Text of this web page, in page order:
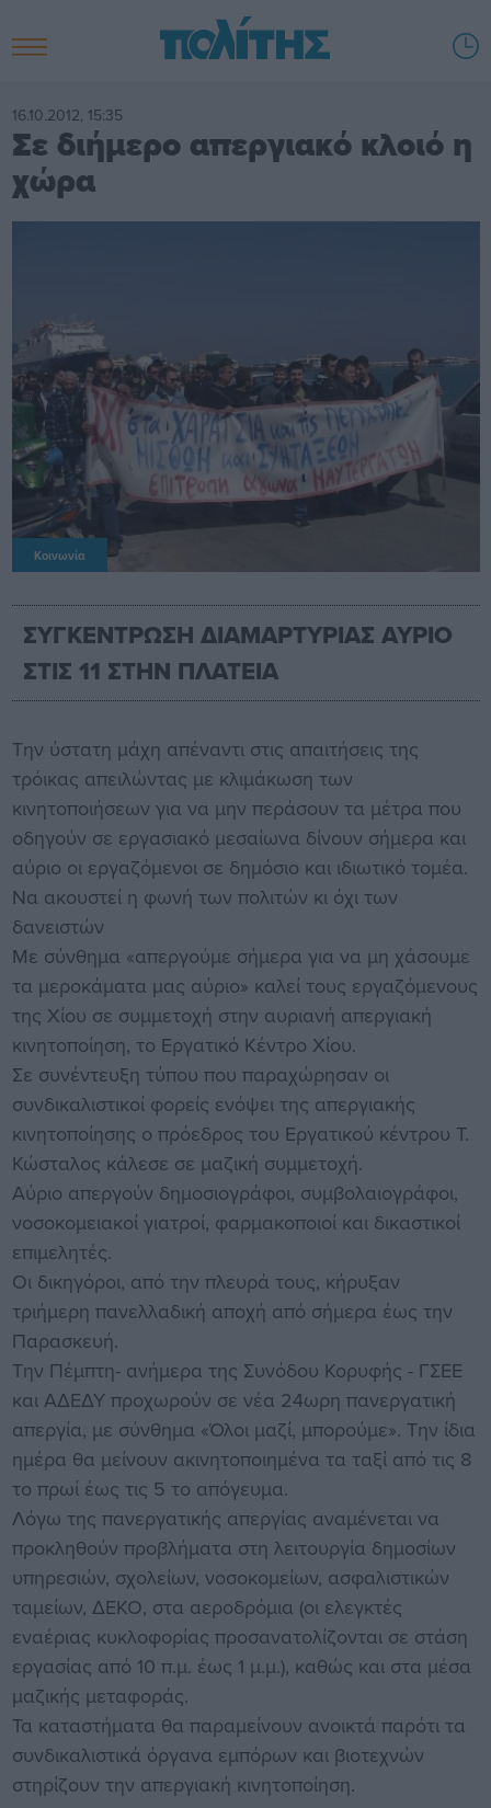
16.10.2012, 15:35
Σε διήμερο απεργιακό κλοιό η
χώρα
Κοινωνία
ΣΥΓΚΕΝΤΡΩΣΗ ΔΙΑΜΑΡΤΥΡΙΑΣ ΑΥΡΙΟ
ΣΤΙΣ 11 ΣΤΗΝ ΠΛΑΤΕΙΑ
Την ύστατη μάχη απέναντι στις απαιτήσεις της
τρόικας απειλώντας με κλιμάκωση των
κινητοποιήσεων για να μην περάσουν τα μέτρα που
οδηγούν σε εργασιακό μεσαίωνα δίνουν σήμερα και
αύριο οι εργαζόμενοι σε δημόσιο και ιδιωτικό τομέα.
Να ακουστεί η φωνή των πολιτών κι όχι των
δανειστών
Με σύνθημα «απεργούμε σήμερα για να μη χάσουμε
τα μεροκάματα μας αύριο» καλεί τους εργαζόμενους
της Χίου σε συμμετοχή στην αυριανή απεργιακή
κινητοποίηση, το Εργατικό Κέντρο Χίου.
Σε συνέντευξη τύπου που παραχώρησαν οι
συνδικαλιστικοί φορείς ενόψει της απεργιακής
κινητοποίησης ο πρόεδρος του Εργατικού κέντρου Τ.
Κώσταλος κάλεσε σε μαζική συμμετοχή.
Αύριο απεργούν δημοσιογράφοι, συμβολαιογράφοι,
νοσοκομειακοί γιατροί, φαρμακοποιοί και δικαστικοί
επιμελητές.
Οι δικηγόροι, από την πλευρά τους, κήρυξαν
τριήμερη πανελλαδική αποχή από σήμερα έως την
Παρασκευή.
Την Πέμπτη- ανήμερα της Συνόδου Κορυφής - ΓΣΕΕ
και ΑΔΕΔΥ προχωρούν σε νέα 24ωρη πανεργατική
απεργία, με σύνθημα «Όλοι μαζί, μπορούμε». Την ίδια
ημέρα θα μείνουν ακινητοποιημένα τα ταξί από τις 8
το πρωί έως τις 5 το απόγευμα.
Λόγω της πανεργατικής απεργίας αναμένεται να
προκληθούν προβλήματα στη λειτουργία δημοσίων
υπηρεσιών, σχολείων, νοσοκομείων, ασφαλιστικών
ταμείων, ΔΕΚΟ, στα αεροδρόμια (οι ελεγκτές
εναέριας κυκλοφορίας προσανατολίζονται σε στάση
εργασίας από 10 π.μ. έως 1 μ.μ.), καθώς και στα μέσα
μαζικής μεταφοράς.
Τα καταστήματα θα παραμείνουν ανοικτά παρότι τα
συνδικαλιστικά όργανα εμπόρων και βιοτεχνών
στηρίζουν την απεργιακή κινητοποίηση.